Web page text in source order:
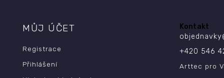
MŮJ ÚČET
Registrace
Přihlášení
Kontakt
objednavky
+420 546
Arttec pro